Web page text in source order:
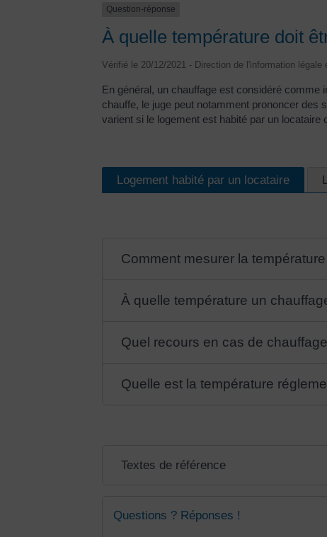
Question-réponse
À quelle température doit
Vérifié le 20/12/2021 - Direction de l'information
En général, un chauffage est considéré comme
chauffe, le juge peut notamment prononcer des
varient si le logement est habité par un locataire
Logement habité par un locataire
Comment mesurer la
À quelle température un
Quel recours en cas de
Quelle est la température
Textes de référence
Questions ? Réponses !